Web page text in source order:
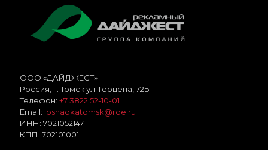
ООО «ДАЙДЖЕСТ»
Россия , г.Томскул. Герцена, 72Б
Телефон: +7 3822 52-10-01
Email: loshadkatomsk@rde.ru
ИНН: 7021052147
КПП: 702101001